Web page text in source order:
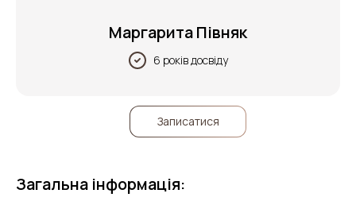
Маргарита Півняк
6 років досвіду
Записатися
Загальна інформація: